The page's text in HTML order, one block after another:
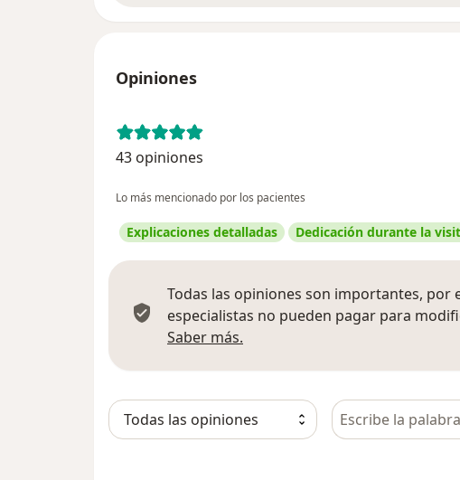
Opiniones
43 opiniones
Lo más mencionado por los pacientes
Explicaciones detalladas Dedicación durante la
Todas las opiniones son importantes, por
especialistas no pueden pagar para
Saber más.
Busca en opiniones